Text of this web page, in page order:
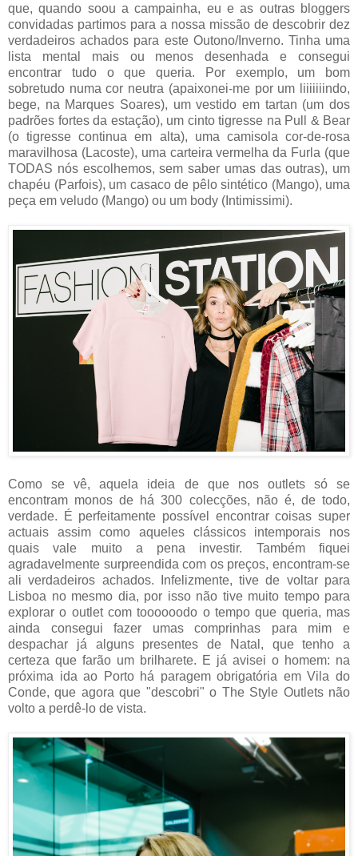
que, quando soou a campainha, eu e as outras bloggers
convidadas partimos para a nossa missão de descobrir dez
verdadeiros achados para este Outono/Inverno. Tinha uma
lista mental mais ou menos desenhada e consegui
encontrar tudo o que queria. Por exemplo, um bom
sobretudo numa cor neutra (apaixonei-me por um liiiiiiindo,
bege, na Marques Soares), um vestido em tartan (um dos
padrões fortes da estação), um cinto tigresse na Pull & Bear
(o tigresse continua em alta), uma camisola cor-de-rosa
maravilhosa (Lacoste), uma carteira vermelha da Furla (que
TODAS nós escolhemos, sem saber umas das outras), um
chapéu (Parfois), um casaco de pêlo sintético (Mango), uma
peça em veludo (Mango) ou um body (Intimissimi).
Como se vê, aquela ideia de que nos outlets só se
encontram monos de há 300 colecções, não é, de todo,
verdade. É perfeitamente possível encontrar coisas super
actuais assim como aqueles clássicos intemporais nos
quais vale muito a pena investir. Também fiquei
agradavelmente surpreendida com os preços, encontram-se
ali verdadeiros achados. Infelizmente, tive de voltar para
Lisboa no mesmo dia, por isso não tive muito tempo para
explorar o outlet com toooooodo o tempo que queria, mas
ainda consegui fazer umas comprinhas para mim e
despachar já alguns presentes de Natal, que tenho a
certeza que farão um brilharete. E já avisei o homem: na
próxima ida ao Porto há paragem obrigatória em Vila do
Conde, que agora que "descobri" o The Style Outlets não
volto a perdê-lo de vista.